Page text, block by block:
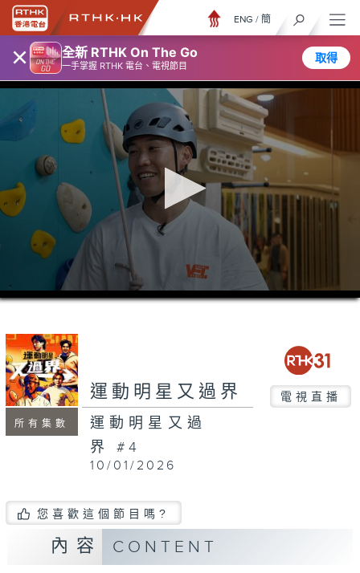
× 全新 RTHK On The Go
一手掌握 RTHK 電台、電視節目
取得
ENG / 簡
0
seconds
minutes,
4
seconds
所有集數
運動明星又過界 電視直播
運動明星又過
界 #4
10/01/2026
您喜歡這個節目嗎?
內容 CONTENT